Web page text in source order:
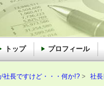
社長ですけど・・・何か!? 社
トップ プロフィール